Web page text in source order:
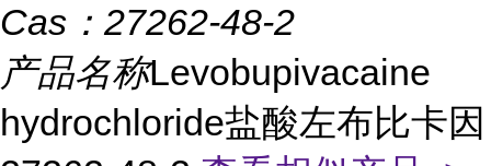
Cas： 27262-48-2
产品名称Levobupivacaine
hydrochloride盐酸左布比卡因